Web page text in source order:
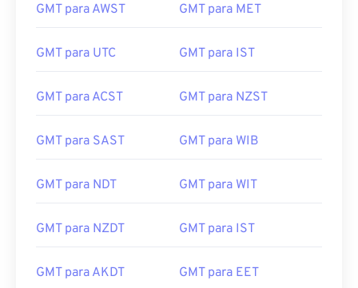
GMT para AWST GMT para MET
GMT para UTC GMT para IST
GMT para ACST GMT para NZST
GMT para SAST GMT para WIB
GMT para NDT GMT para WIT
GMT para NZDT GMT para IST
GMT para AKDT GMT para EET